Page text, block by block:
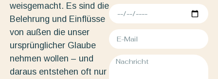
weisgemacht. Es sind die
Belehrung und Einflüsse
von außen die unser
ursprünglicher Glaube
nehmen wollen – und
daraus entstehen oft nur